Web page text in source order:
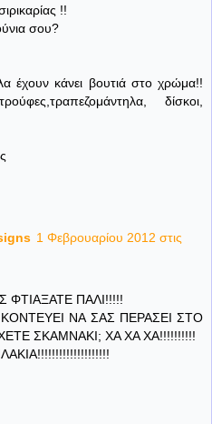
!!
σου?
έχουν κάνει βουτιά στο χρώμα!!
δίσκοι,
1 Φεβρουαρίου 2012 στις
ΦΤΙΑΞΑΤΕ ΠΑΛΙ!!!!!
ΝΑ ΣΑΣ ΠΕΡΑΣΕΙ ΣΤΟ
ΣΚΑΜΝΑΚΙ; ΧΑ ΧΑ ΧΑ!!!!!!!!!!